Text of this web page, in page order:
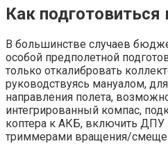
Как подготовиться
В большинстве случаев
особой предполетной
только откалибровать
руководствуясь мануалом,
направления полета,
интегрированный компас,
коптера к АКБ, включить ДПУ
триммерами вращения/